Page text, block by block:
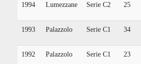
1994 Lumezzane Serie C2 25
1993 Palazzolo Serie C1 34
1992 Palazzolo Serie C1 23